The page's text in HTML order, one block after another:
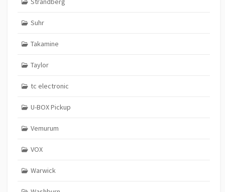
Suhr
Takamine
Taylor
tc electronic
U-BOX Pickup
Vemurum
VOX
Warwick